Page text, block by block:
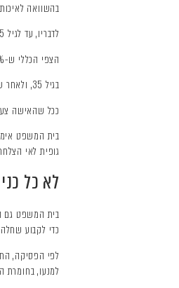
בהשוואה לאיכותן
לדבריו, עד לגיל 35, רוב הנשים פוריות, ואין הבדל גדול בין גיל 15 לגיל 35, אך לאחר מכן קיימת ירידה משמעותית.
הצפי הכללי ש-85% מהזוגות בני ה-35 יצליחו להרות תוך שנה, כאשר אחת הסיבות לחוסר ההצלחה היא איכות ביציות נמוך.
בגיל 35, ולאחר שישה מחזורי טיפולי הפריה, ניתן להשיג הריון.
ככל שהאישה צעירה
בית המשפט
גופית לאי
לא כל
בית המשפט גם
כדי לקבוע
לפי הפסיקה,
למנעו, בחומרת